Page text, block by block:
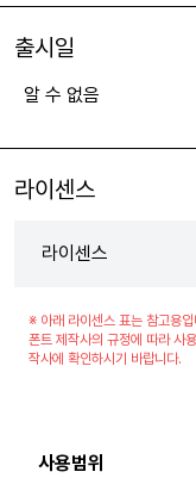
출시일
알 수 없음
라이센스
라이센스
※ 아래 라이센스 표는 참고용입
폰트 제작사의 규정에 따라 사
작사에 확인하시기 바랍니다.
사용범위